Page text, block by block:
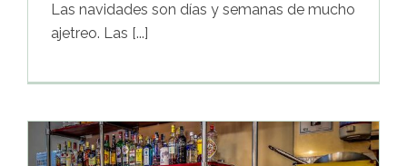
Las navidades son días y semanas de mucho
ajetreo. Las [...]